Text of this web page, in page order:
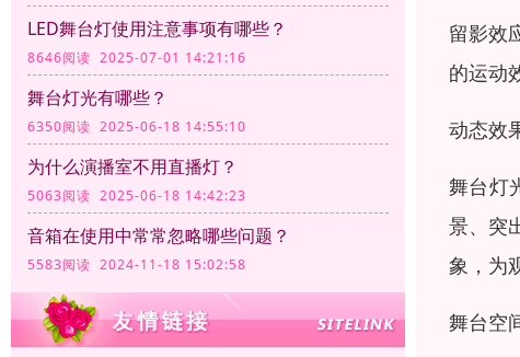
LED舞台灯使用注意事项有哪些？
8646阅读 2025-07-01 14:21:16
舞台灯光有哪些？
6350阅读 2025-06-18 14:55:10
为什么演播室不用直播灯？
5063阅读 2025-06-18 14:42:23
音箱在使用中常常忽略哪些问题？
5583阅读 2024-11-18 15:02:58
留影效
的运动
动态效
舞台灯
景、突
象，为
舞台空